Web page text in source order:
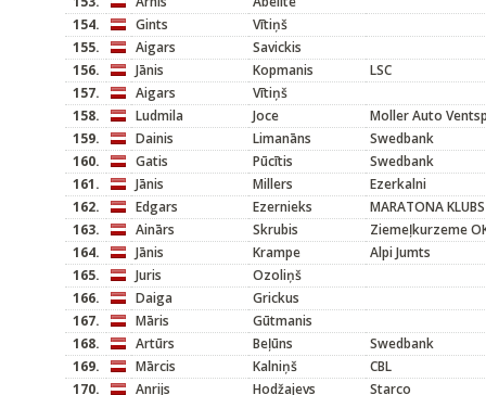
154.
Gints
Vītiņš
155.
Aigars
Savickis
156.
Jānis Kopmanis
LSC
157.
Aigars
Vītiņš
158.
Ludmila Joce
Moller Auto
159.
Dainis Limanāns
Swedbank
160.
Gatis Pūcītis
Swedbank
161.
Jānis Millers
Ezerkalni
162.
Edgars Ezernieks
MARATONA KLUBS
163.
Ainārs Skrubis
Ziemeļkurzeme
164.
Jānis Krampe
Alpi Jumts
165.
Juris
Ozoliņš
166.
Daiga
Grickus
167.
Māris
Gūtmanis
168.
Artūrs Beļūns
Swedbank
169.
Mārcis Kalniņš
CBL
170.
Anrijs Hodžajevs
Starco